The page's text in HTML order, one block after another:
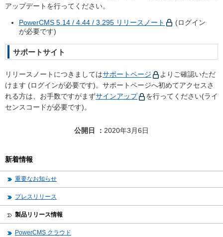
アップデートを行ってください。
PowerCMS 5.14 / 4.44 / 3.295 リリースノート
(ログイン
が必要です)
サポートサイト
リリースノートにつきましてはサポートページ
よりご確認いただ
けます (ログインが必要です)。サポートページへ初めてアクセスさ
れる方は、お手数ですがまずサインアップ
を行ってください(ライ
センスコードが必要です)。
公開日 2020年3月6日
新着情報
重要なお知らせ
プレスリリース
製品リリース情報
PowerCMS クラウド